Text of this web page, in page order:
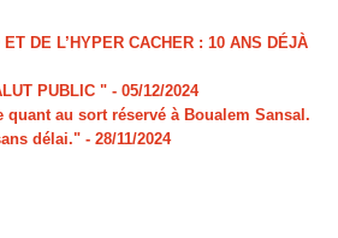
DE L’HYPER CACHER : 10 ANS DÉJÀ
PUBLIC " - 05/12/2024
quant au sort réservé à Boualem Sansal.
délai." - 28/11/2024